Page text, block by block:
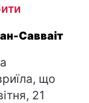
Савваіт
що
21